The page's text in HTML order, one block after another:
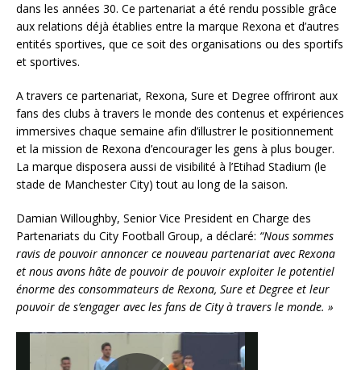
dans les années 30. Ce partenariat a été rendu possible grâce
aux relations déjà établies entre la marque Rexona et d’autres
entités sportives, que ce soit des organisations ou des sportifs
et sportives.
A travers ce partenariat, Rexona, Sure et Degree offriront aux
fans des clubs à travers le monde des contenus et expériences
immersives chaque semaine afin d’illustrer le positionnement
et la mission de Rexona d’encourager les gens à plus bouger.
La marque disposera aussi de visibilité à l’Etihad Stadium (le
stade de Manchester City) tout au long de la saison.
Damian Willoughby, Senior Vice President en Charge des
Partenariats du City Football Group, a déclaré: “Nous sommes
ravis de pouvoir annoncer ce nouveau partenariat avec Rexona
et nous avons hâte de pouvoir de pouvoir exploiter le potentiel
énorme des consommateurs de Rexona, Sure et Degree et leur
pouvoir de s’engager avec les fans de City à travers le monde. »